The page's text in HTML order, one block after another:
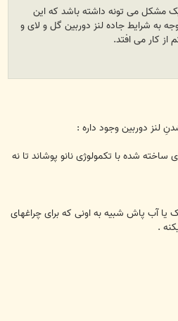
مشکل می تونه داشته باشد که این
به شرایط جاده لنز دوربین گل و لای و
از کار می افتد.
دوربین وجود داره :
شده با تکمولوژی نانو پوشاند تا نه
آب پاش شبیه به اونی که برای چراغهای
.